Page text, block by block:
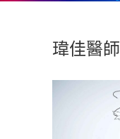
瑋佳醫師